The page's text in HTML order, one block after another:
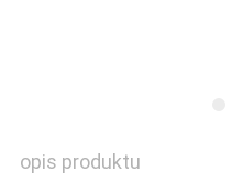
opis produktu